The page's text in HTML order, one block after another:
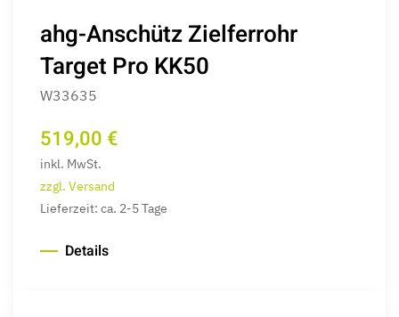
ahg-Anschütz Zielferrohr
Target Pro KK50
W33635
519,00 €
inkl. MwSt.
zzgl. Versand
Lieferzeit: ca. 2-5 Tage
Details